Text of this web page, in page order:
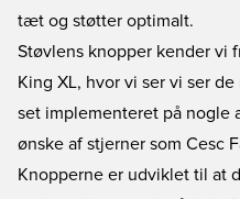
tæt og støtter optimalt.
Støvlens knopper kender vi
King XL, hvor vi ser vi ser
set implementeret på nogle
ønske af stjerner som Cesc
Knopperne er udviklet til at